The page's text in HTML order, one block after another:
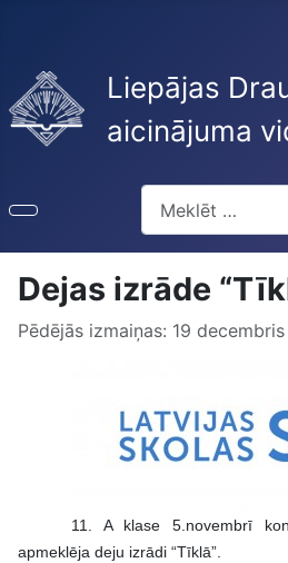
Liepājas
aicinājuma
Dejas izrāde
Pēdējās izmaiņas: 19
11. A klase 5.novembrī
apmeklēja deju izrādi “Tīklā”.